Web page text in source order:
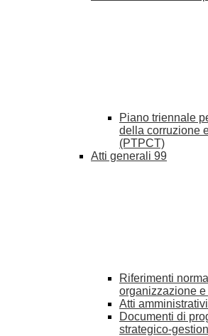
Piano triennale
della corruzione
(PTPCT)
Atti generali 99
Riferimenti
organizzazione e
Atti
Documenti di
strategico-